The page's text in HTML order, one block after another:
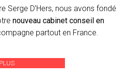
Serge D'Hers, nous avons fondé
nouveau cabinet conseil en
partout en France.